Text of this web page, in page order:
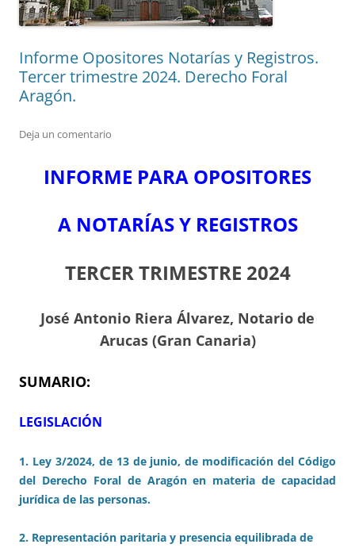
Informe Opositores Notarías y Registros.
Tercer trimestre 2024. Derecho Foral
Aragón.
Deja un comentario
INFORME PARA OPOSITORES
A NOTARÍAS Y REGISTROS
TERCER TRIMESTRE 2024
José Antonio Riera Álvarez, Notario de
Arucas (Gran Canaria)
SUMARIO:
LEGISLACIÓN
1. Ley 3/2024, de 13 de junio, de modificación del Código
del Derecho Foral de Aragón en materia de capacidad
jurídica de las personas.
2. Representación paritaria y presencia equilibrada de